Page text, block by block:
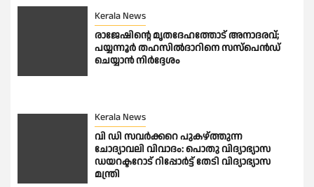
Kerala News
രാജേഷിന്റെ മൃതദേഹത്തോട് അനാദരവ്;
പയ്യന്നൂർ തഹസിൽദാറിനെ സസ്പെൻഡ്
ചെയ്യാൻ നിർദ്ദേശം
Kerala News
വി ഡി സവർക്കറെ പുകഴ്ത്തുന്ന
ചോദ്യാവലി വിവാദം: പൊതു വിദ്യാഭ്യാസ
ഡയറക്ടറോട് റിപ്പോർട്ട് തേടി വിദ്യാഭ്യാസ
മന്ത്രി